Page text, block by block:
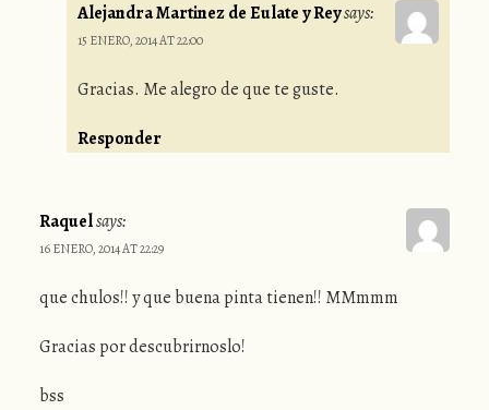
Alejandra Martinez de Eulate y Reysays:
15 ENERO, 2014 AT 22:00
Gracias. Me alegro de que te guste.
Responder
Raquelsays:
16 ENERO, 2014 AT 22:29
que chulos!! y que buena pinta tienen!! MMmmm
Gracias por descubrirnoslo!
bss